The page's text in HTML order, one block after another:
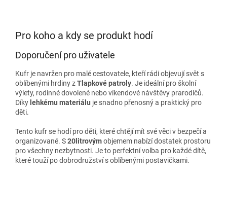
Pro koho a kdy se produkt hodí
Doporučení pro uživatele
Kufr je navržen pro malé cestovatele, kteří rádi objevují svět s
oblíbenými hrdiny zTlapkové patroly. Je ideální pro školní
výlety, rodinné dovolené nebo víkendové návštěvy prarodičů.
Díky lehkému materiálu je snadno přenosný a praktický pro
děti.
Tento kufr se hodí pro děti, které chtějí mít své věci v bezpečí a
organizované. S20litrovýmobjemem nabízí dostatek prostoru
pro všechny nezbytnosti. Je to perfektní volba pro každé dítě,
které touží po dobrodružství s oblíbenými postavičkami.